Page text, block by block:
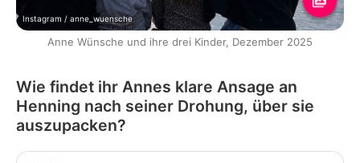
Instagram / anne_wuensche
Anne Wünsche und ihre drei Kinder, Dezember 2025
Wie findet ihr Annes klare Ansage an
Henning nach seiner Drohung, über sie
auszupacken?